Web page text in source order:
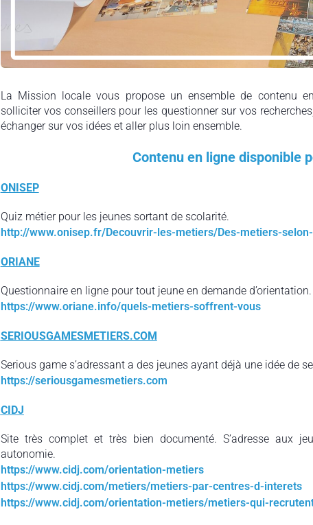
La Mission locale vous propose un ensemble de contenu
solliciter vos conseillers pour les questionner sur vos
échanger sur vos idées et aller plus loin ensemble.
Contenu en ligne disponible
ONISEP
Quiz métier pour les jeunes sortant de scolarité.
http://www.onisep.fr/Decouvrir-les-metiers/Des-metiers-
ORIANE
Questionnaire en ligne pour tout jeune en demande d’orientation.
https://www.oriane.info/quels-metiers-soffrent-vous
SERIOUSGAMESMETIERS.COM
Serious game s’adressant a des jeunes ayant déjà une idée de
https://seriousgamesmetiers.com
CIDJ
Site très complet et très bien documenté. S’adresse aux
autonomie.
https://www.cidj.com/orientation-metiers
https://www.cidj.com/metiers/metiers-par-centres-d-interets
https://www.cidj.com/orientation-metiers/metiers-qui-